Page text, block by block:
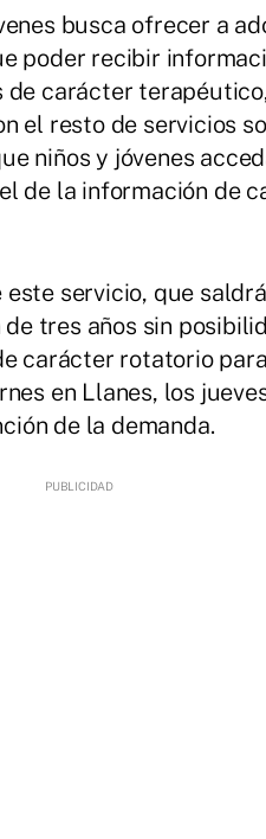
busca ofrecer a
poder recibir
de carácter
el resto de servicios
niños y jóvenes
de la información de
servicio, que
tres años sin
carácter rotatorio
en Llanes, los
de la demanda.